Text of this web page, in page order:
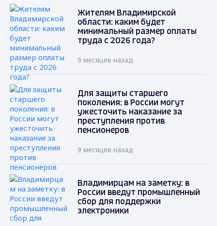
Жителям Владимирской
области: каким будет
минимальный размер оплаты
труда с 2026 года?
9 месяцев назад
Для защиты старшего
поколения: в России могут
ужесточить наказание за
преступления против
пенсионеров
9 месяцев назад
Владимирцам на заметку: в
России введут промышленный
сбор для поддержки
электроники